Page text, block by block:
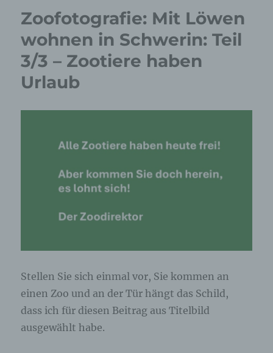
Zoofotografie: Mit Löwen
wohnen in Schwerin: Teil
3/3 – Zootiere haben
Urlaub
Stellen Sie sich einmal vor, Sie kommen an
einen Zoo und an der Tür hängt das Schild,
dass ich für diesen Beitrag aus Titelbild
ausgewählt habe.